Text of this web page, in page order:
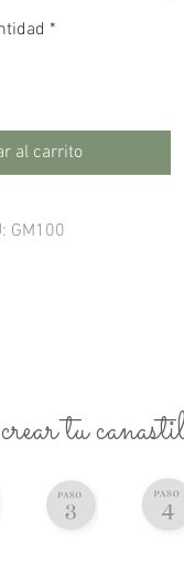
*
al carrito
GM100
tu